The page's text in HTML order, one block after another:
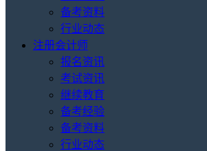
备考资料
行业动态
注册会计师
报名资讯
考试资讯
继续教育
备考经验
备考资料
行业动态